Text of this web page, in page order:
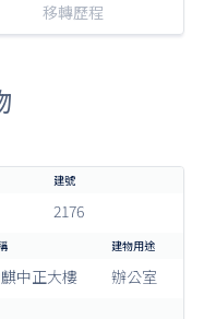
移轉歷程
2176
中正大樓 辦公室